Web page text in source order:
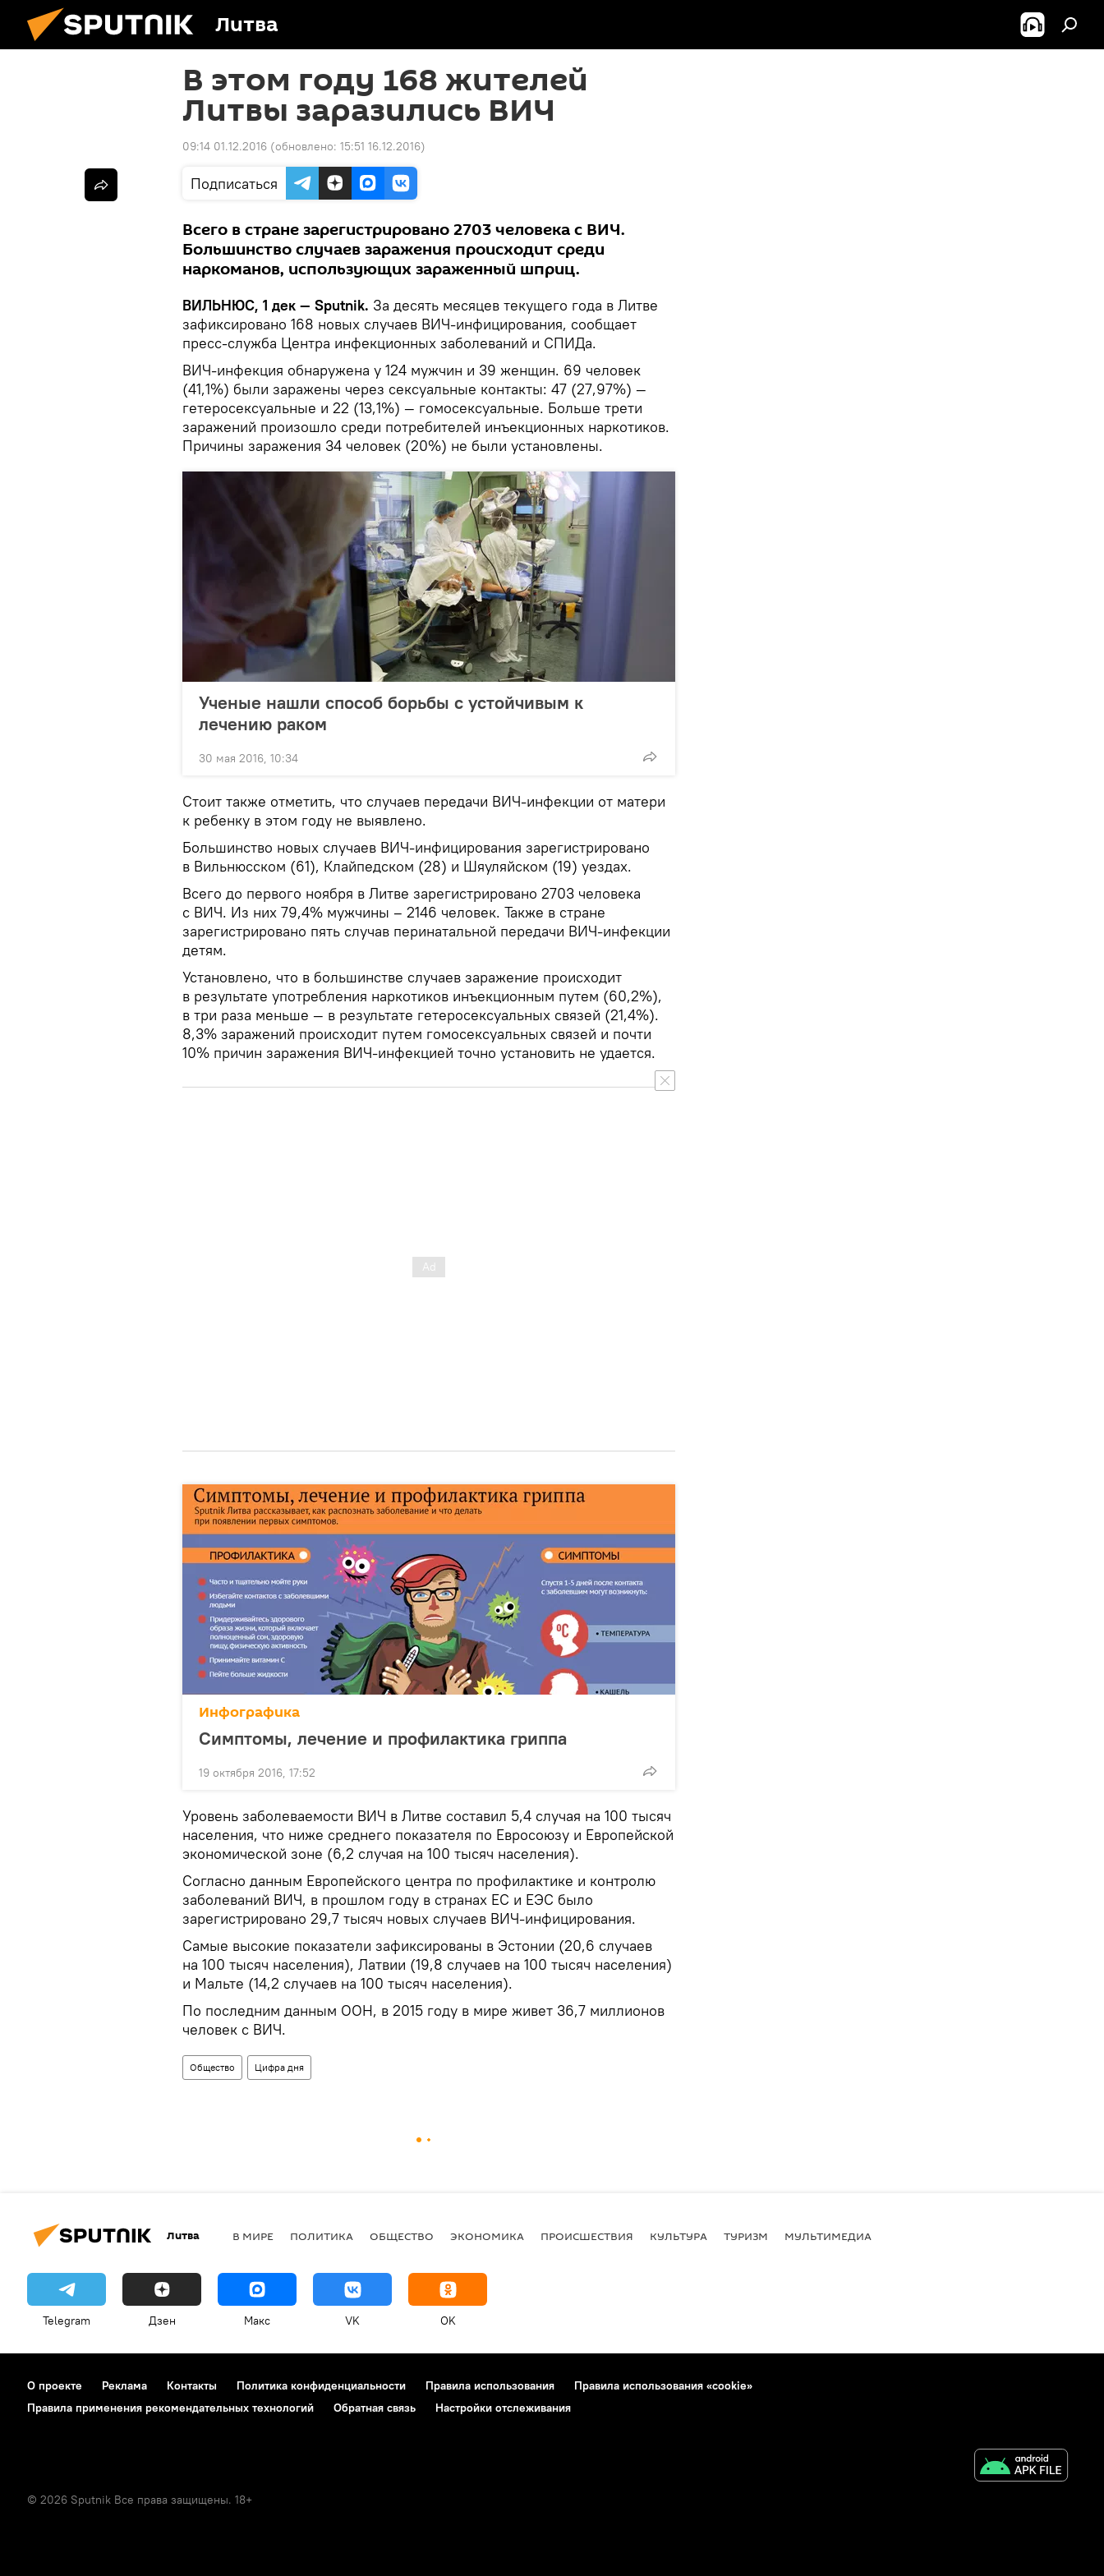
Литва
В этом году 168 жителей
Литвы заразились ВИЧ
09:14 01.12.2016 (обновлено: 15:51 16.12.2016)
Подписаться
Всего в стране зарегистрировано 2703 человека с ВИЧ.
Большинство случаев заражения происходит среди
наркоманов, использующих зараженный шприц.
ВИЛЬНЮС, 1 дек — Sputnik. За десять месяцев текущего года в Литве
зафиксировано 168 новых случаев ВИЧ-инфицирования, сообщает
пресс-служба Центра инфекционных заболеваний и СПИДа.
ВИЧ-инфекция обнаружена у 124 мужчин и 39 женщин. 69 человек
(41,1%) были заражены через сексуальные контакты: 47 (27,97%) —
гетеросексуальные и 22 (13,1%) — гомосексуальные. Больше трети
заражений произошло среди потребителей инъекционных наркотиков.
Причины заражения 34 человек (20%) не были установлены.
Ученые нашли способ борьбы с устойчивым к
лечению раком
30 мая 2016, 10:34
Стоит также отметить, что случаев передачи ВИЧ-инфекции от матери
к ребенку в этом году не выявлено.
Большинство новых случаев ВИЧ-инфицирования зарегистрировано
в Вильнюсском (61), Клайпедском (28) и Шяуляйском (19) уездах.
Всего до первого ноября в Литве зарегистрировано 2703 человека
с ВИЧ. Из них 79,4% мужчины – 2146 человек. Также в стране
зарегистрировано пять случав перинатальной передачи ВИЧ-инфекции
детям.
Установлено, что в большинстве случаев заражение происходит
в результате употребления наркотиков инъекционным путем (60,2%),
в три раза меньше — в результате гетеросексуальных связей (21,4%).
8,3% заражений происходит путем гомосексуальных связей и почти
10% причин заражения ВИЧ-инфекцией точно установить не удается.
Инфографика
Симптомы, лечение и профилактика гриппа
19 октября 2016, 17:52
Уровень заболеваемости ВИЧ в Литве составил 5,4 случая на 100 тысяч
населения, что ниже среднего показателя по Евросоюзу и Европейской
экономической зоне (6,2 случая на 100 тысяч населения).
Согласно данным Европейского центра по профилактике и контролю
заболеваний ВИЧ, в прошлом году в странах ЕС и ЕЭС было
зарегистрировано 29,7 тысяч новых случаев ВИЧ-инфицирования.
Самые высокие показатели зафиксированы в Эстонии (20,6 случаев
на 100 тысяч населения), Латвии (19,8 случаев на 100 тысяч населения)
и Мальте (14,2 случаев на 100 тысяч населения).
По последним данным ООН, в 2015 году в мире живет 36,7 миллионов
человек с ВИЧ.
Общество Цифра дня
Литва В МИРЕ ПОЛИТИКА ОБЩЕСТВО ЭКОНОМИКА ПРОИСШЕСТВИЯ КУЛЬТУРА ТУРИЗМ МУЛЬТИМЕДИА
Telegram Дзен Макс VK OK
О проекте Реклама Контакты Политика конфиденциальности Правила использования
Правила использования «cookie»
Правила применения рекомендательных технологий
Обратная связь Настройки отслеживания
© 2026 Sputnik Все права защищены. 18+